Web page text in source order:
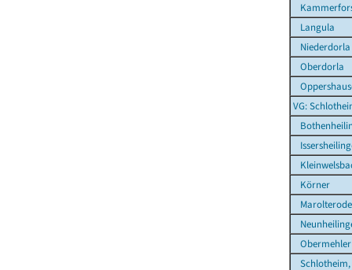
Langula
Niederdorla
Oberdorla
VG:
Körner
Marolterode
Obermehler